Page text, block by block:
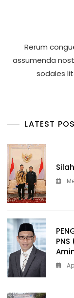
Rerum
assumenda
sodales
LATEST